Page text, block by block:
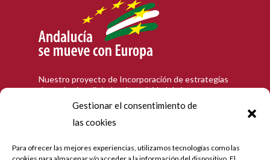
Gestionar el consentimiento de
las cookies
Para ofrecer las mejores experiencias, utilizamos tecnologías como las
Nuestro proyecto de Incorporación de estrategias
de marketing digital en la actividad de la empresa
en la población de Córdoba, que tiene como
objetivo contribuir a la modernización digital y a la
mejora de la competitividad de las personas
ayuda de la Unión Europea y de la Junta de
Andalucía con cargo al Programa Operativo FEDER